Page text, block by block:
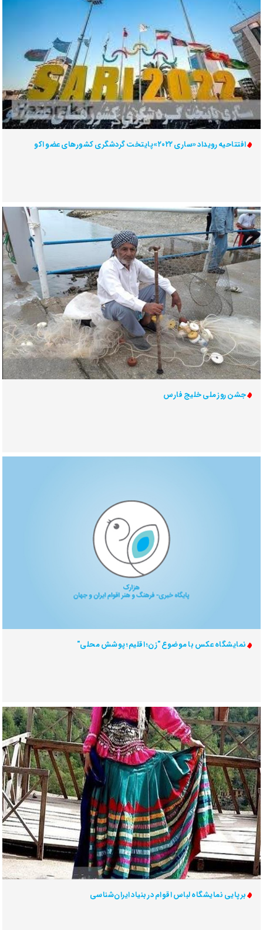
افتتاحیه رویداد «ساری ۲۰۲۲»پایتخت گردشگری کشورهای عضو اکو
جشن روز ملی خلیج فارس
نمایشگاه عکس با موضوع "زن؛ اقلیم؛ پوشش محلی"
برپایی نمایشگاه لباس اقوام در بنیاد ایران‌شناسی